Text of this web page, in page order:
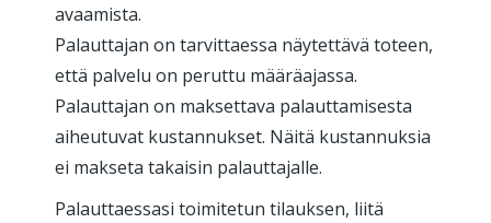
avaamista.
Palauttajan on tarvittaessa näytettävä toteen,
että palvelu on peruttu määräajassa.
Palauttajan on maksettava palauttamisesta
aiheutuvat kustannukset. Näitä kustannuksia
ei makseta takaisin palauttajalle.
Palauttaessasi toimitetun tilauksen, liitä